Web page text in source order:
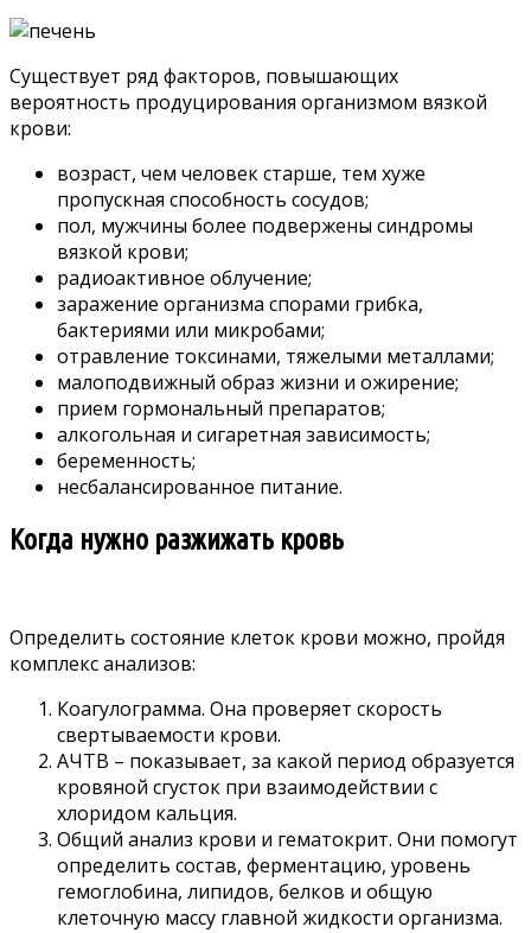
Существует ряд факторов, повышающих
вероятность продуцирования организмом вязкой
крови:
возраст, чем человек старше, тем хуже
пропускная способность сосудов;
пол, мужчины более подвержены синдромы
вязкой крови;
радиоактивное облучение;
заражение организма спорами грибка,
бактериями или микробами;
отравление токсинами, тяжелыми металлами;
малоподвижный образ жизни и ожирение;
прием гормональный препаратов;
алкогольная и сигаретная зависимость;
беременность;
несбалансированное питание.
Когда нужно разжижать кровь
Определить состояние клеток крови можно, пройдя
комплекс анализов:
Коагулограмма. Она проверяет скорость
свертываемости крови.
АЧТВ – показывает, за какой период образуется
кровяной сгусток при взаимодействии с
хлоридом кальция.
Общий анализ крови и гематокрит. Они помогут
определить состав, ферментацию, уровень
гемоглобина, липидов, белков и общую
клеточную массу главной жидкости организма.